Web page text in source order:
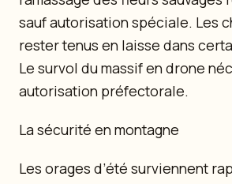
sauf autorisation spéciale. Les
rester tenus en laisse dans
Le survol du massif en drone
autorisation préfectorale.
La sécurité en montagne
Les orages d’été surviennent